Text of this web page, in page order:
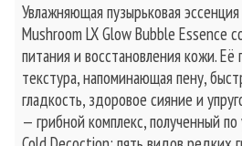
Увлажняющая пузырьковая
Mushroom LX Glow Bubble Essence
питания и восстановления кожи. Её
текстура, напоминающая пену,
гладкость, здоровое сияние и
— грибной комплекс, полученный